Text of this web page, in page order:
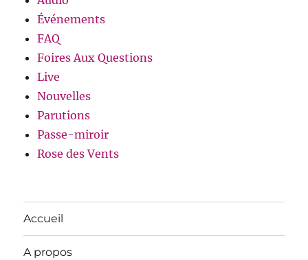
Événements
FAQ
Foires Aux Questions
Live
Nouvelles
Parutions
Passe-miroir
Rose des Vents
Accueil
A propos